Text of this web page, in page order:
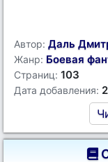
Автор: Даль
Жанр: Боевая
Страниц: 103
Дата добавления: